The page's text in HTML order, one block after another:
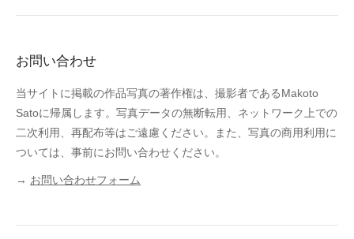
お問い合わせ
当サイトに掲載の作品写真の著作権は、撮影者であるMakoto
Satoに帰属します。写真データの無断転用、ネットワーク上での
二次利用、再配布等はご遠慮ください。また、写真の商用利用に
ついては、事前にお問い合わせください。
→ お問い合わせフォーム